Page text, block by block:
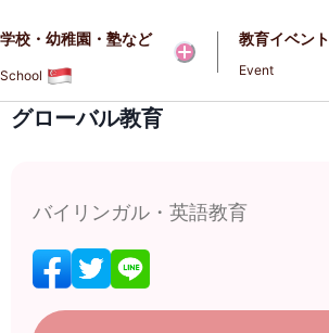
学校・幼稚園・塾など​​
School
教育イベント
Event
グローバル教育
バイリンガル・英語教育